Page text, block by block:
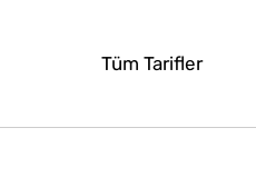
Tüm Tarifler